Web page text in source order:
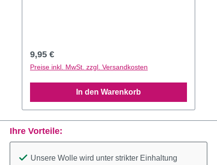
Regulärer Preis:
9,95 €
Preise inkl. MwSt. zzgl. Versandkosten
In den Warenkorb
Ihre Vorteile:
Unsere Wolle wird unter strikter Einhaltung